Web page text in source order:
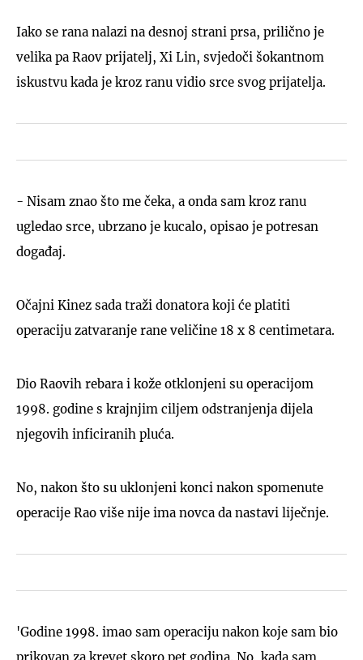
Iako se rana nalazi na desnoj strani prsa, prilično je
velika pa Raov prijatelj, Xi Lin, svjedoči šokantnom
iskustvu kada je kroz ranu vidio srce svog prijatelja.
- Nisam znao što me čeka, a onda sam kroz ranu
ugledao srce, ubrzano je kucalo, opisao je potresan
događaj.
Očajni Kinez sada traži donatora koji će platiti
operaciju zatvaranje rane veličine 18 x 8 centimetara.
Dio Raovih rebara i kože otklonjeni su operacijom
1998. godine s krajnjim ciljem odstranjenja dijela
njegovih inficiranih pluća.
No, nakon što su uklonjeni konci nakon spomenute
operacije Rao više nije ima novca da nastavi liječnje.
'Godine 1998. imao sam operaciju nakon koje sam bio
prikovan za krevet skoro pet godina. No, kada sam